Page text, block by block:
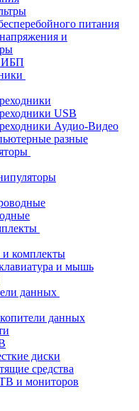
питания
и
ИБП
USB
Аудио-Видео
разные
комплекты
и мышь
данных
данных
диски
средства
и мониторов